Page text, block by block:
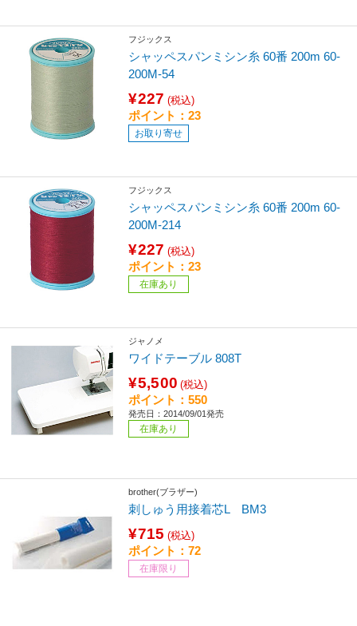
フジックス
シャッペスパンミシン糸 60番 200m 60-
200M-54
¥227 (税込)
ポイント：23
お取り寄せ
フジックス
シャッペスパンミシン糸 60番 200m 60-
200M-214
¥227 (税込)
ポイント：23
在庫あり
ジャノメ
ワイドテーブル 808T
¥5,500 (税込)
ポイント：550
発売日：2014/09/01発売
在庫あり
brother(ブラザー)
刺しゅう用接着芯L BM3
¥715 (税込)
ポイント：72
在庫限り